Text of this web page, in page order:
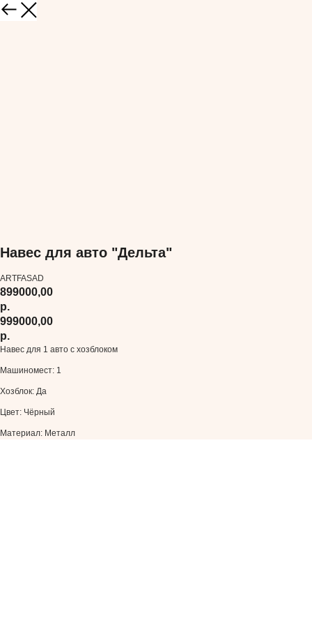
Навес для авто "Дельта"
ARTFASAD
899000,00
р.
999000,00
р.
Навес для 1 авто c хозблоком
Машиномест: 1
Хозблок: Да
Цвет: Чёрный
Материал: Металл